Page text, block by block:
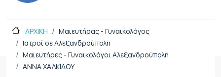
ΑΡΧΙΚΗ
Μαιευτήρας - Γυναικολόγος
Ιατροί σε Αλεξανδρούπολη
Μαιευτήρες - Γυναικολόγοι Αλεξανδρούπολη
ΑΝΝΑ ΧΑΛΚΙΔΟΥ